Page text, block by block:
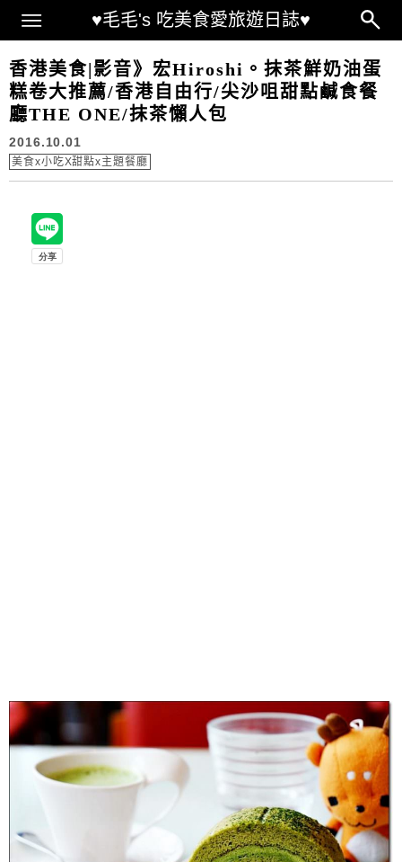
♥毛毛's 吃美食愛旅遊日誌♥
Main Menu
香港美食|影音》宏Hiroshi。抹茶鮮奶油蛋
糕卷大推薦/香港自由行/尖沙咀甜點鹹食餐
廳THE ONE/抹茶懶人包
2016.10.01
美食x小吃X甜點x主題餐廳